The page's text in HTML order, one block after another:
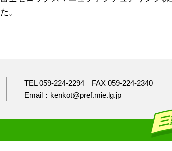
た。
TEL 059-224-2294
FAX 059-224-2340
Email：kenkot@pref.mie.lg.jp